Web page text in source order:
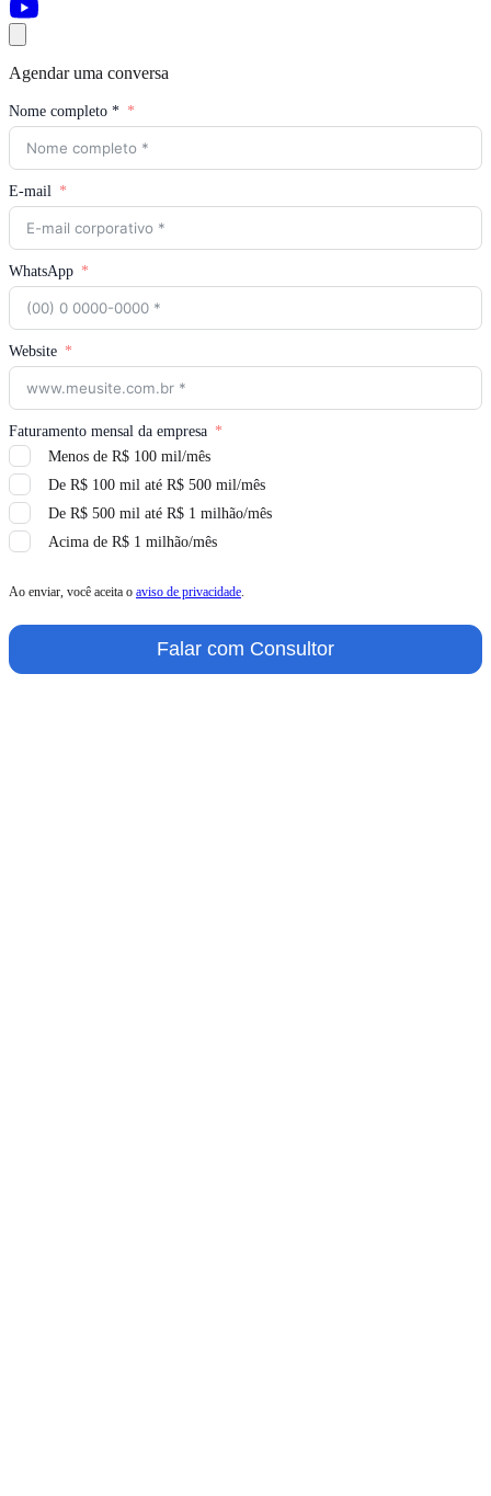
Agendar uma conversa
Nome completo *
E-mail
WhatsApp
Website
Faturamento mensal da empresa
Menos de R$ 100 mil/mês
De R$ 100 mil até R$ 500 mil/mês
De R$ 500 mil até R$ 1 milhão/mês
Acima de R$ 1 milhão/mês
Ao enviar, você aceita o aviso de privacidade
Falar com Consultor